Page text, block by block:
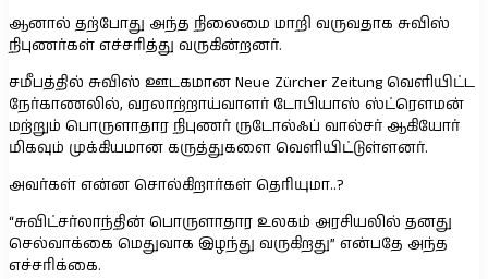
ஆனால் தற்போது அந்த நிலைமை மாறி வருவதாக சுவிஸ்
நிபுணர்கள் எச்சரித்து வருகின்றனர்.
சமீபத்தில் சுவிஸ் ஊடகமான Neue Zürcher Zeitung வெளியிட்ட
நேர்காணலில், வரலாற்றாய்வாளர் டோபியாஸ் ஸ்ட்ரௌமன்
மற்றும் பொருளாதார நிபுணர் ருடோல்ஃப் வால்சர் ஆகியோர்
மிகவும் முக்கியமான கருத்துகளை வெளியிட்டுள்ளனர்.
அவர்கள் என்ன சொல்கிறார்கள் தெரியுமா..?
“சுவிட்சர்லாந்தின் பொருளாதார உலகம் அரசியலில் தனது
செல்வாக்கை மெதுவாக இழந்து வருகிறது” என்பதே அந்த
எச்சரிக்கை.